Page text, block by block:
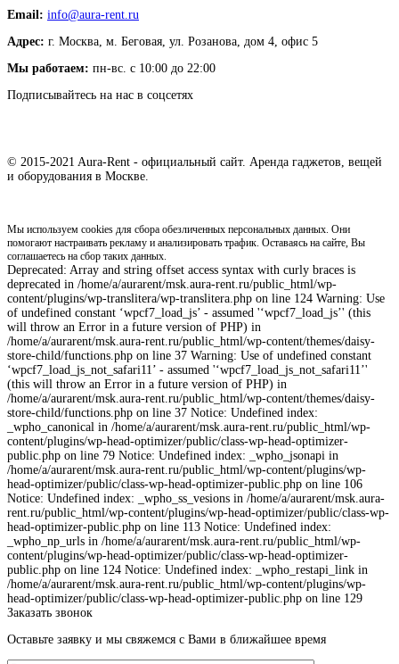
Email: info@aura-rent.ru
Адрес: г. Москва, м. Беговая, ул. Розанова, дом 4, офис 5
Мы работаем: пн-вс. с 10:00 до 22:00
Подписывайтесь на нас в соцсетях
© 2015-2021 Aura-Rent - официальный сайт. Аренда гаджетов, вещей
и оборудования в Москве.
Мы используем cookies для сбора обезличенных персональных данных. Они
помогают настраивать рекламу и анализировать трафик. Оставаясь на сайте, Вы
соглашаетесь на сбор таких данных.
Deprecated: Array and string offset access syntax with curly braces is
deprecated in /home/a/aurarent/msk.aura-rent.ru/public_html/wp-
content/plugins/wp-translitera/wp-translitera.php on line 124 Warning: Use
of undefined constant ‘wpcf7_load_js’ - assumed '‘wpcf7_load_js’' (this
will throw an Error in a future version of PHP) in
/home/a/aurarent/msk.aura-rent.ru/public_html/wp-content/themes/daisy-
store-child/functions.php on line 37 Warning: Use of undefined constant
‘wpcf7_load_js_not_safari11’ - assumed '‘wpcf7_load_js_not_safari11’'
(this will throw an Error in a future version of PHP) in
/home/a/aurarent/msk.aura-rent.ru/public_html/wp-content/themes/daisy-
store-child/functions.php on line 37 Notice: Undefined index:
_wpho_canonical in /home/a/aurarent/msk.aura-rent.ru/public_html/wp-
content/plugins/wp-head-optimizer/public/class-wp-head-optimizer-
public.php on line 79 Notice: Undefined index: _wpho_jsonapi in
/home/a/aurarent/msk.aura-rent.ru/public_html/wp-content/plugins/wp-
head-optimizer/public/class-wp-head-optimizer-public.php on line 106
Notice: Undefined index: _wpho_ss_vesions in /home/a/aurarent/msk.aura-
rent.ru/public_html/wp-content/plugins/wp-head-optimizer/public/class-wp-
head-optimizer-public.php on line 113 Notice: Undefined index:
_wpho_np_urls in /home/a/aurarent/msk.aura-rent.ru/public_html/wp-
content/plugins/wp-head-optimizer/public/class-wp-head-optimizer-
public.php on line 124 Notice: Undefined index: _wpho_restapi_link in
/home/a/aurarent/msk.aura-rent.ru/public_html/wp-content/plugins/wp-
head-optimizer/public/class-wp-head-optimizer-public.php on line 129
Заказать звонок
Оставьте заявку и мы свяжемся с Вами в ближайшее время